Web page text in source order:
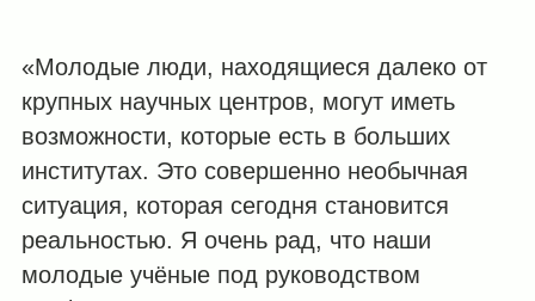
«Молодые люди, находящиеся далеко от
крупных научных центров, могут иметь
возможности, которые есть в больших
институтах. Это совершенно необычная
ситуация, которая сегодня становится
реальностью. Я очень рад, что наши
молодые учёные под руководством